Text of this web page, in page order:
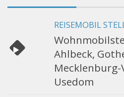
REISEMOBIL
Ahlbeck,
Usedom